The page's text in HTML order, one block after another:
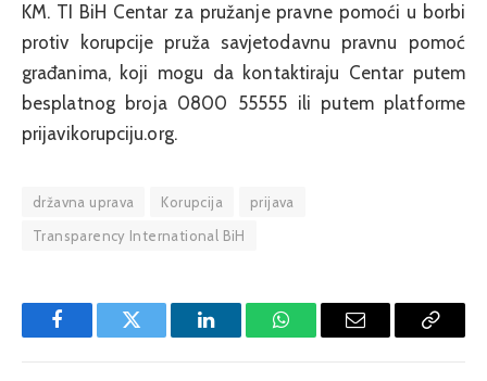
KM. TI BiH Centar za pružanje pravne pomoći u borbi
protiv korupcije pruža savjetodavnu pravnu pomoć
građanima, koji mogu da kontaktiraju Centar putem
besplatnog broja 0800 55555 ili putem platforme
prijavikorupciju.org.
državna uprava Korupcija
prijava
Transparency International BiH
FacebookTwitter LinkedInWhatsAppEmail
Copy